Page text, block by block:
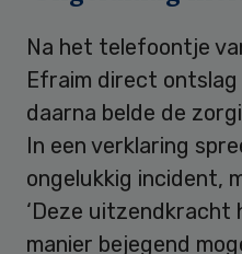
Na het telefoontje
Efraim direct ontslag
daarna belde de
In een verklaring
ongelukkig incident,
‘Deze uitzendkracht
manier bejegend